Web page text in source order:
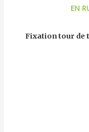
EN
Fixation tour de